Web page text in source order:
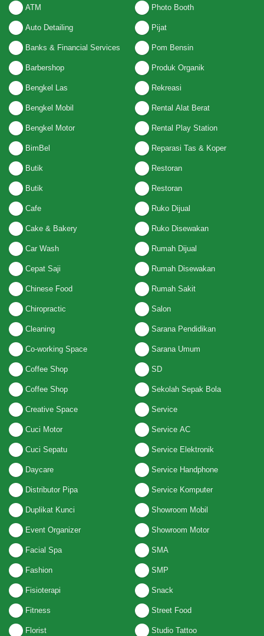
ATM
Auto Detailing
Banks & Financial Services
Barbershop
Bengkel Las
Bengkel Mobil
Bengkel Motor
BimBel
Butik
Butik
Cafe
Cake & Bakery
Car Wash
Cepat Saji
Chinese Food
Chiropractic
Cleaning
Co-working Space
Coffee Shop
Coffee Shop
Creative Space
Cuci Motor
Cuci Sepatu
Daycare
Distributor Pipa
Duplikat Kunci
Event Organizer
Facial Spa
Fashion
Fisioterapi
Fitness
Florist
Photo Booth
Pijat
Pom Bensin
Produk Organik
Rekreasi
Rental Alat Berat
Rental Play Station
Reparasi Tas & Koper
Restoran
Restoran
Ruko Dijual
Ruko Disewakan
Rumah Dijual
Rumah Disewakan
Rumah Sakit
Salon
Sarana Pendidikan
Sarana Umum
SD
Sekolah Sepak Bola
Service
Service AC
Service Elektronik
Service Handphone
Service Komputer
Showroom Mobil
Showroom Motor
SMA
SMP
Snack
Street Food
Studio Tattoo